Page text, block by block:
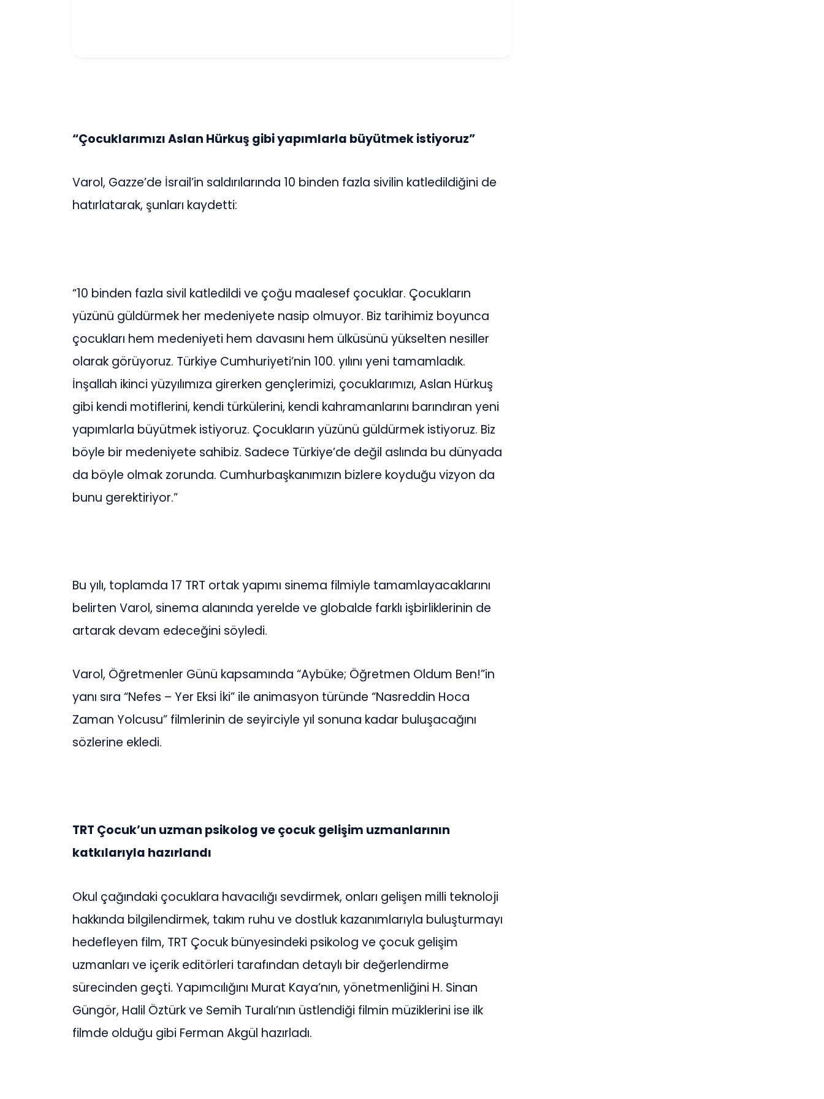
“Çocuklarımızı Aslan Hürkuş gibi yapımlarla büyütmek istiyoruz”
Varol, Gazze’de İsrail’in saldırılarında 10 binden fazla sivilin katledildiğini de
hatırlatarak, şunları kaydetti:
“10 binden fazla sivil katledildi ve çoğu maalesef çocuklar. Çocukların
yüzünü güldürmek her medeniyete nasip olmuyor. Biz tarihimiz boyunca
çocukları hem medeniyeti hem davasını hem ülküsünü yükselten nesiller
olarak görüyoruz. Türkiye Cumhuriyeti’nin 100. yılını yeni tamamladık.
İnşallah ikinci yüzyılımıza girerken gençlerimizi, çocuklarımızı, Aslan Hürkuş
gibi kendi motiflerini, kendi türkülerini, kendi kahramanlarını barındıran yeni
yapımlarla büyütmek istiyoruz. Çocukların yüzünü güldürmek istiyoruz. Biz
böyle bir medeniyete sahibiz. Sadece Türkiye’de değil aslında bu dünyada
da böyle olmak zorunda. Cumhurbaşkanımızın bizlere koyduğu vizyon da
bunu gerektiriyor.”
Bu yılı, toplamda 17 TRT ortak yapımı sinema filmiyle tamamlayacaklarını
belirten Varol, sinema alanında yerelde ve globalde farklı işbirliklerinin de
artarak devam edeceğini söyledi.
Varol, Öğretmenler Günü kapsamında “Aybüke; Öğretmen Oldum Ben!”in
yanı sıra “Nefes – Yer Eksi İki” ile animasyon türünde “Nasreddin Hoca
Zaman Yolcusu” filmlerinin de seyirciyle yıl sonuna kadar buluşacağını
sözlerine ekledi.
TRT Çocuk’un uzman psikolog ve çocuk gelişim uzmanlarının
katkılarıyla hazırlandı
Okul çağındaki çocuklara havacılığı sevdirmek, onları gelişen milli teknoloji
hakkında bilgilendirmek, takım ruhu ve dostluk kazanımlarıyla buluşturmayı
hedefleyen film, TRT Çocuk bünyesindeki psikolog ve çocuk gelişim
uzmanları ve içerik editörleri tarafından detaylı bir değerlendirme
sürecinden geçti. Yapımcılığını Murat Kaya’nın, yönetmenliğini H. Sinan
Güngör, Halil Öztürk ve Semih Turalı’nın üstlendiği filmin müziklerini ise ilk
filmde olduğu gibi Ferman Akgül hazırladı.